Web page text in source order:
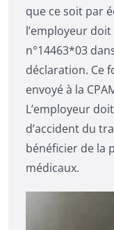
que ce soit par
l’employeur
n°14463*03
déclaration. Ce
envoyé à la
L’employeur
d’accident du
bénéficier de la
médicaux.